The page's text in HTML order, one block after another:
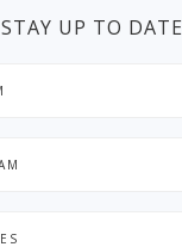
STAY UP TO DATE